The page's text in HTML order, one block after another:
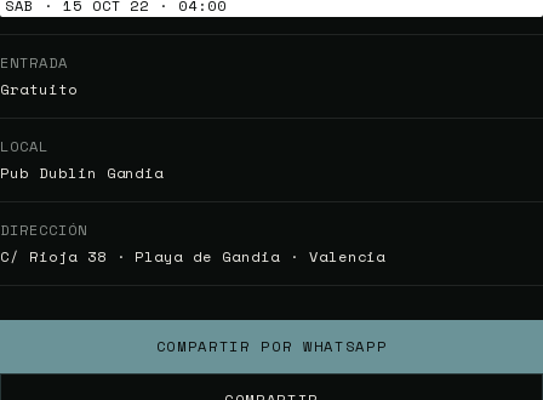
SÁB · 15 OCT 22 · 04:00
ENTRADA
Gratuito
LOCAL
Pub Dublin Gandia
DIRECCIÓN
C/ Rioja 38 · Playa de Gandia · Valencia
COMPARTIR POR WHATSAPP